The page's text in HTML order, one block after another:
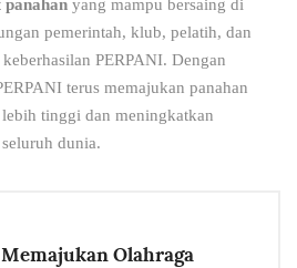
panahan yang mampu bersaing di
pemerintah, klub, pelatih, dan
PERPANI. Dengan
terus memajukan panahan
tinggi dan meningkatkan
dunia.
Memajukan Olahraga